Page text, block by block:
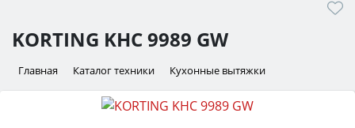
KORTING KHC 9989 GW
Главная Каталог техники Кухонные вытяжки